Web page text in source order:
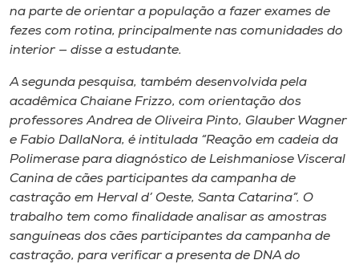
na parte de orientar a população a fazer exames de
fezes com rotina, principalmente nas comunidades do
interior — disse a estudante.
A segunda pesquisa, também desenvolvida pela
acadêmica Chaiane Frizzo, com orientação dos
professores Andrea de Oliveira Pinto, Glauber Wagner
e Fabio DallaNora, é intitulada “Reação em cadeia da
Polimerase para diagnóstico de Leishmaniose Visceral
Canina de cães participantes da campanha de
castração em Herval d’ Oeste, Santa Catarina”. O
trabalho tem como finalidade analisar as amostras
sanguíneas dos cães participantes da campanha de
castração, para verificar a presenta de DNA do